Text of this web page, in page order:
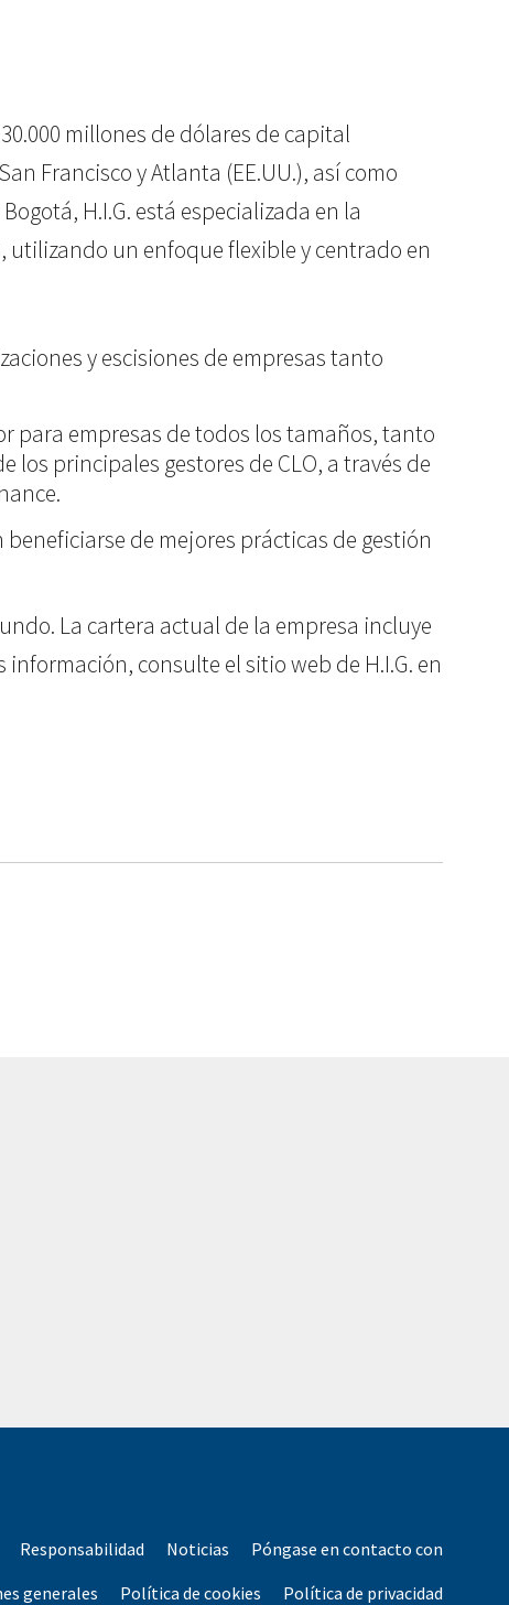
millones de dólares de capital
Francisco y Atlanta (EE.UU.), así como
H.I.G. está especializada en la
un enfoque flexible y centrado en
y escisiones de empresas tanto
para empresas de todos los tamaños, tanto
los principales gestores de CLO, a través de
de mejores prácticas de gestión
La cartera actual de la empresa incluye
consulte el sitio web de H.I.G. en
Responsabilidad Noticias
Póngase en contacto con
generales
Política de cookies Política de privacidad